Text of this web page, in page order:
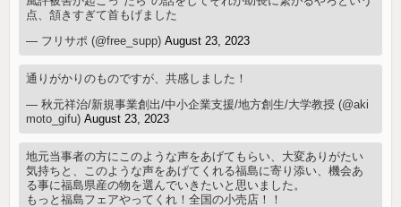
点、頷きすぎて首もげました
— フリサポ (@free_supp)August 23, 2023
通りがかりのものですが、共感しました！
— 秋元祥治/新規事業創出/中小企業支援/地方創生/大学教授 (@aki
moto_gifu)August 23, 2023
地元当事者の方にこのような声をあげてもらい、大変ありがたい
気持ちと、このような声をあげてくれる福島に寄り添い、機会あ
る事に福島県産の物を選んでいきたいと思いました。
もっと福島フェアやってくれ！全国の小売店！！